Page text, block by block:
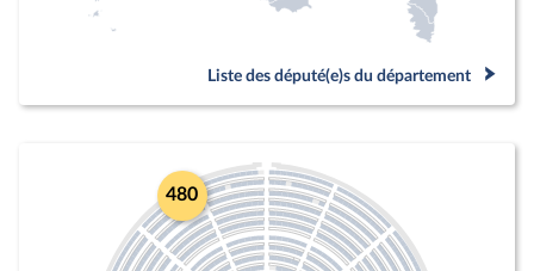
Liste des député(e)s du département
480